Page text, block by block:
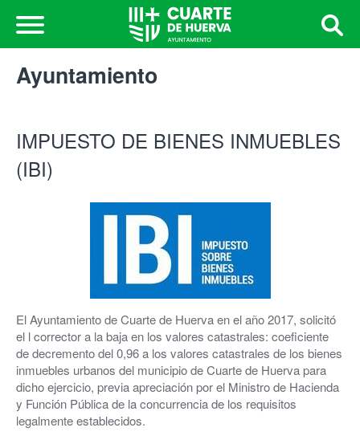
Ayuntamiento
IMPUESTO DE BIENES INMUEBLES
(IBI)
El Ayuntamiento de Cuarte de Huerva en el año 2017, solicitó
el l corrector a la baja en los valores catastrales: coeficiente
de decremento del 0,96 a los valores catastrales de los bienes
inmuebles urbanos del municipio de Cuarte de Huerva para
dicho ejercicio, previa apreciación por el Ministro de Hacienda
y Función Pública de la concurrencia de los requisitos
legalmente establecidos.